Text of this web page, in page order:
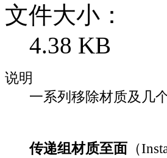
文件大小：
4.38 KB
说明
一系列移除材质及几
传递组材质至面 （